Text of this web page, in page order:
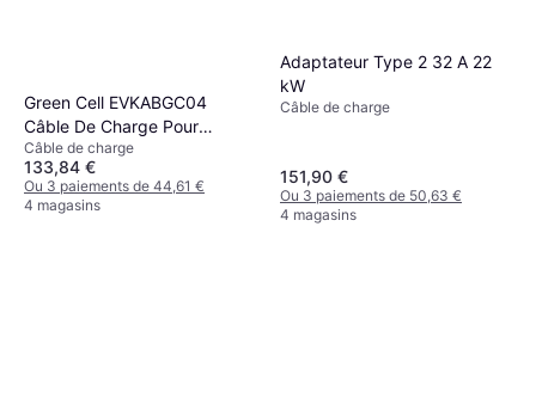
Green Cell EVKABGC04
Câble De Charge Pour
Véhicule Électrique 7 m 5m
Câble de charge
133,84 €
Ou 3 paiements de 44,61 €
4 magasins
Adaptateur Type 2 32 A 22
kW
Câble de charge
151,90 €
Ou 3 paiements de 50,63 €
4 magasins